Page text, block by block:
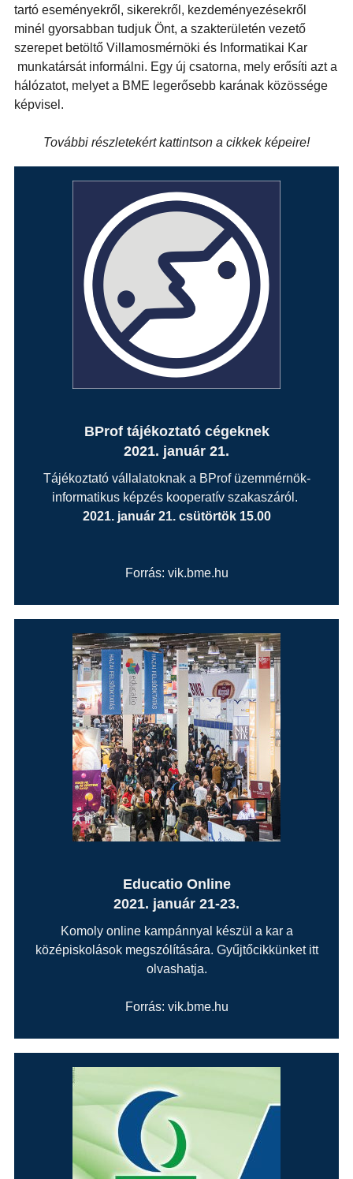
tartó eseményekről, sikerekről, kezdeményezésekről
minél gyorsabban tudjuk Önt, a szakterületén vezető
szerepet betöltő Villamosmérnöki és Informatikai Kar
munkatársát informálni. Egy új csatorna, mely erősíti azt a
hálózatot, melyet a BME legerősebb karának közössége
képvisel.
További részletekért kattintson a cikkek képeire!
BProf tájékoztató cégeknek
2021. január 21.
Tájékoztató vállalatoknak a BProf üzemmérnök-
informatikus képzés kooperatív szakaszáról.
2021. január 21. csütörtök 15.00
Forrás: vik.bme.hu
Educatio Online
2021. január 21-23.
Komoly online kampánnyal készül a kar a
középiskolások megszólítására. Gyűjtőcikkünket itt
olvashatja.
Forrás: vik.bme.hu